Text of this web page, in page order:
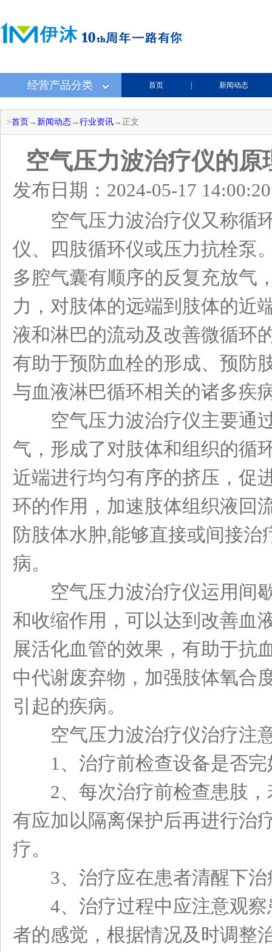
经营产品分类 首页 新闻动态
>首页 → 新闻动态 → 行业资讯 →正文
空气压力波治疗仪的
发布日期：2024-05-17 14:00:20
空气压力波治疗仪又称循
仪、四肢循环仪或压力抗栓泵
多腔气囊有顺序的反复充放气
力，对肢体的远端到肢体的近
液和淋巴的流动及改善微循环
有助于预防血栓的形成、预防
与血液淋巴循环相关的诸多疾
空气压力波治疗仪主要通过
气，形成了对肢体和组织的循
近端进行均匀有序的挤压，促
环的作用，加速肢体组织液回
防肢体水肿,能够直接或间接
病。
空气压力波治疗仪运用间歇
和收缩作用，可以达到改善血
展活化血管的效果，有助于抗
中代谢废弃物，加强肢体氧合
引起的疾病。
空气压力波治疗仪治疗注
1、治疗前检查设备是否完
2、每次治疗前检查患肢，
有应加以隔离保护后再进行治
疗。
3、治疗应在患者清醒下治
4、治疗过程中应注意观察
者的感觉，根据情况及时调整